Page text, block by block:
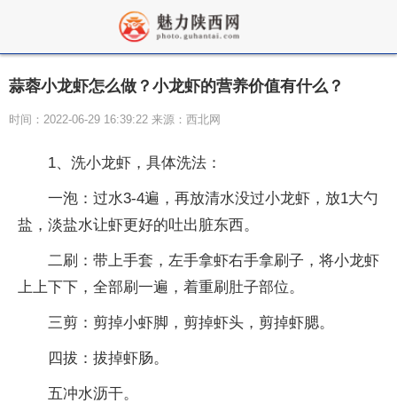
蒜蓉小龙虾怎么做？小龙虾的营养价值有什么？
时间：2022-06-29 16:39:22 来源：西北网
1、洗小龙虾，具体洗法：
一泡：过水3-4遍，再放清水没过小龙虾，放1大勺
盐，淡盐水让虾更好的吐出脏东西。
二刷：带上手套，左手拿虾右手拿刷子，将小龙虾
上上下下，全部刷一遍，着重刷肚子部位。
三剪：剪掉小虾脚，剪掉虾头，剪掉虾腮。
四拔：拔掉虾肠。
五冲水沥干。